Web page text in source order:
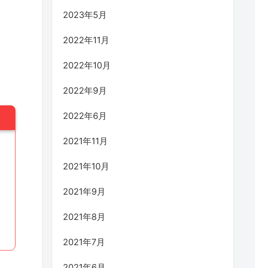
2023年5月
2022年11月
2022年10月
2022年9月
2022年6月
2021年11月
2021年10月
2021年9月
2021年8月
2021年7月